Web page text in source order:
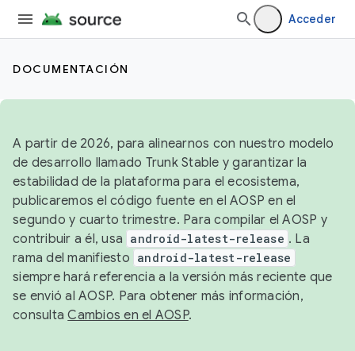
Acceder
DOCUMENTACIÓN
A partir de 2026, para alinearnos con nuestro modelo
de desarrollo llamado Trunk Stable y garantizar la
estabilidad de la plataforma para el ecosistema,
publicaremos el código fuente en el AOSP en el
segundo y cuarto trimestre. Para compilar el AOSP y
contribuir a él, usa android-latest-release . La
rama del manifiesto android-latest-release
siempre hará referencia a la versión más reciente que
se envió al AOSP. Para obtener más información,
consultaCambios en el AOSP.